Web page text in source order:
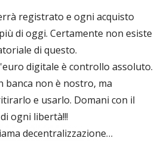
registrato e ogni acquisto
di oggi. Certamente non esiste
di questo.
digitale è controllo assoluto.
banca non è nostro, ma
e usarlo. Domani con il
ogni libertà!!!
decentralizzazione…